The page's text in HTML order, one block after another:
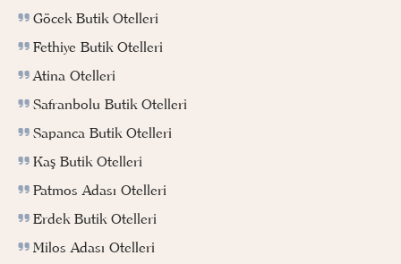
Göcek Butik Otelleri
Fethiye Butik Otelleri
Atina Otelleri
Safranbolu Butik Otelleri
Sapanca Butik Otelleri
Kaş Butik Otelleri
Patmos Adası Otelleri
Erdek Butik Otelleri
Milos Adası Otelleri